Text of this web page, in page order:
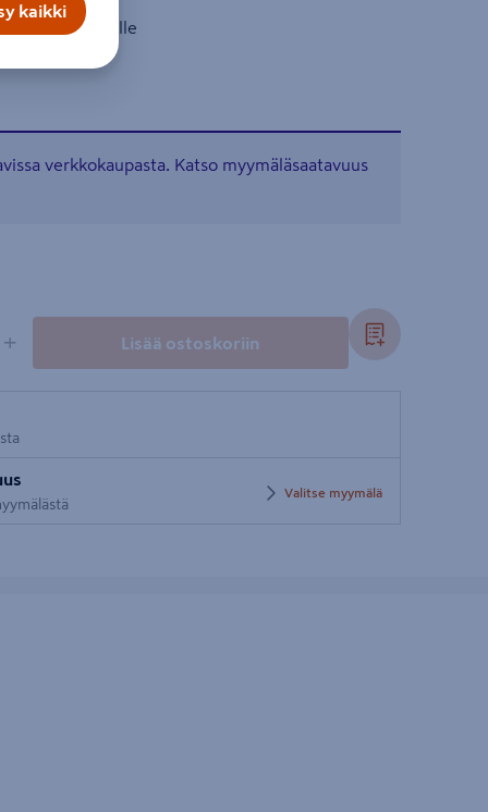
huhti- lokakuulle
verkkokaupasta. Katso myymäläsaatavuus
+ Lisää ostoskoriin
Valitse myymälä
kaikki